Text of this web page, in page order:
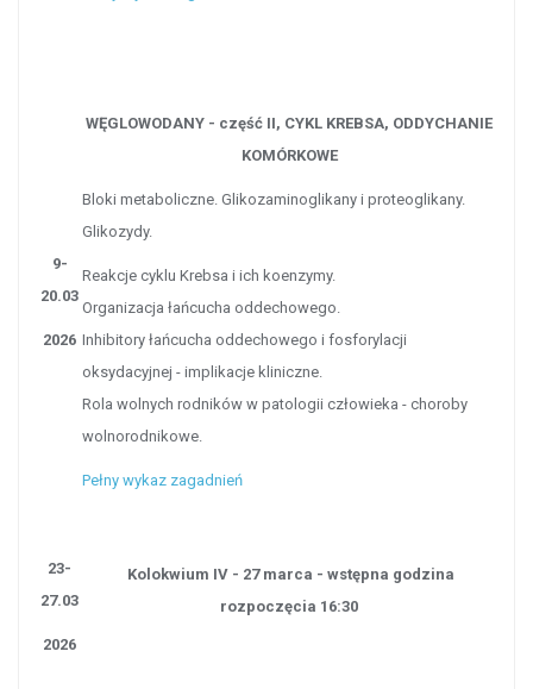
9-
20.03
2026
WĘGLOWODANY - część II, CYKL KREBSA, ODDYCHANIE
KOMÓRKOWE
Bloki metaboliczne. Glikozaminoglikany i proteoglikany.
Glikozydy.
Reakcje cyklu Krebsa i ich koenzymy.
Organizacja łańcucha oddechowego.
Inhibitory łańcucha oddechowego i fosforylacji
oksydacyjnej - implikacje kliniczne.
Rola wolnych rodników w patologii człowieka - choroby
wolnorodnikowe.
Pełny wykaz zagadnień
23-
27.03
2026
Kolokwium IV - 27 marca - wstępna godzina
rozpoczęcia 16:30